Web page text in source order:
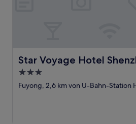
Star Voyage Hotel
Star Voyage Hotel Shenzhen
3.0-
Sterne-
Fuyong, 2,6 km von U-Bahn-Station